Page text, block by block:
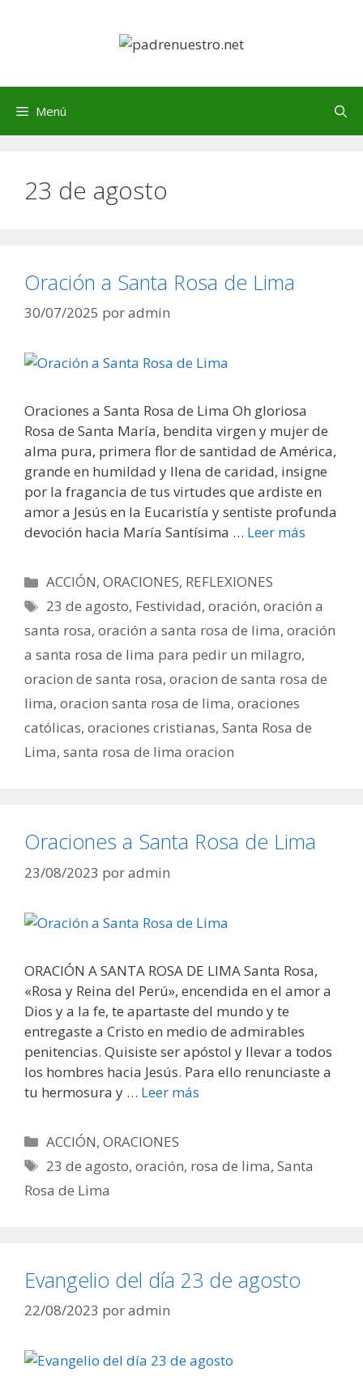
Menú
23 de agosto
Oración a Santa Rosa de Lima
30/07/2025 poradmin
Oraciones a Santa Rosa de Lima Oh gloriosa
Rosa de Santa María, bendita virgen y mujer de
alma pura, primera flor de santidad de América,
grande en humildad y llena de caridad, insigne
por la fragancia de tus virtudes que ardiste en
amor a Jesús en la Eucaristía y sentiste profunda
devoción hacia María Santísima … Leer más
Categorías
ACCIÓN,ORACIONES, REFLEXIONES
Etiquetas
23 de agosto, Festividad,oración,oración a
santa rosa, oración a santa rosa de lima, oración
a santa rosa de lima para pedir un milagro,
oracion de santa rosa, oracion de santa rosa de
lima, oracion santa rosa de lima, oraciones
católicas, oraciones cristianas, Santa Rosa de
Lima, santa rosa de lima oracion
Oraciones a Santa Rosa de Lima
23/08/2023 poradmin
ORACIÓN A SANTA ROSA DE LIMA Santa Rosa,
«Rosa y Reina del Perú», encendida en el amor a
Dios y a la fe, te apartaste del mundo y te
entregaste a Cristo en medio de admirables
penitencias. Quisiste ser apóstol y llevar a todos
los hombres hacia Jesús. Para ello renunciaste a
tu hermosura y … Leer más
Categorías
ACCIÓN,ORACIONES
Etiquetas
23 de agosto,oración, rosa de lima,Santa
Rosa de Lima
Evangelio del día 23 de agosto
22/08/2023 poradmin